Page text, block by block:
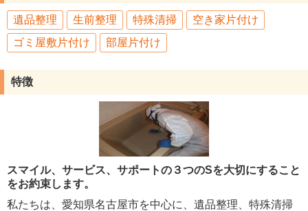
遺品整理 生前整理 特殊清掃
空き家片付け
ゴミ屋敷片付け
部屋片付け
特徴
スマイル、サービス、サポートの３つのSを大切にすること
をお約束します。
私たちは、愛知県名古屋市を中心に、遺品整理、特殊清掃